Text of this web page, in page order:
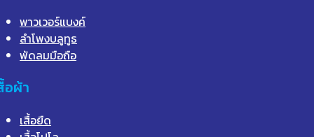
พาวเวอร์แบงค์
ลำโพงบลูทูธ
พัดลมมือถือ
อผ้า
เสื้อยืด